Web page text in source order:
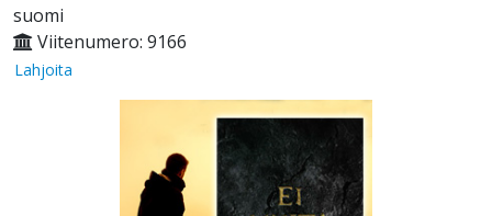
suomi
Viitenumero: 9166
Lahjoita